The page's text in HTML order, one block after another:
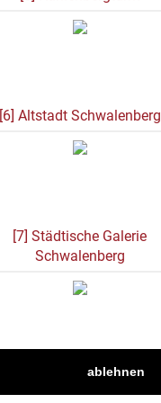
ablehnen
[6] Altstadt Schwalenberg
[7] Städtische Galerie
Schwalenberg
[8] Robert-Koepke-Haus